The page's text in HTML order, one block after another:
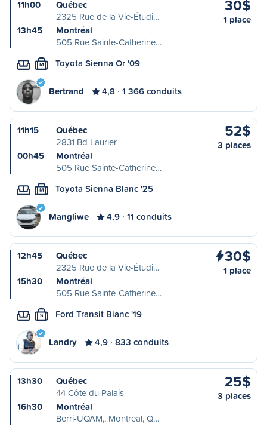
11h00
Québec
2325 Rue de la Vie-Étudi…
13h45
Montréal
505 Rue Sainte-Catherine…
30$
1 place
M Toyota Sienna Or '09
Bertrand 4,8 1 366 conduits
11h15
Québec
2831 Bd Laurier
00h45
Montréal
505 Rue Sainte-Catherine…
52$
3 places
M Toyota Sienna Blanc '25
Mangliwe 4,9 11 conduits
12h45
Québec
2325 Rue de la Vie-Étudi…
15h30
Montréal
505 Rue Sainte-Catherine…
30$
1 place
S Ford Transit Blanc '19
Landry 4,9 833 conduits
13h30
Québec
44 Côte du Palais
16h30
Montréal
Berri-UQAM,, Montreal, Q…
25$
3 places